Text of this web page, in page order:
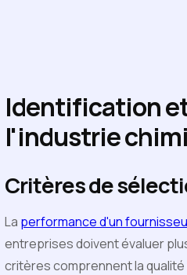
Identification
l'industrie
Critères de
La performance d'un
entreprises doivent évaluer
critères comprennent la